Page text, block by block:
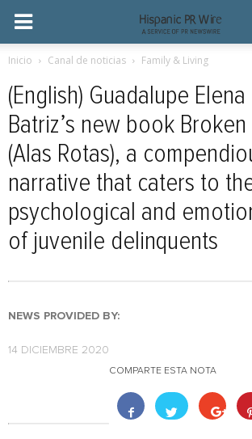
Inicio Canal de noticias Family & Living
(English) Guadalupe Elena
Batriz’s new book Broken
(Alas Rotas), a
narrative that caters to
psychological and
of juvenile delinquents
NEWS PROVIDED BY:
14 DICIEMBRE 2020
COMPARTE ESTA NOTA